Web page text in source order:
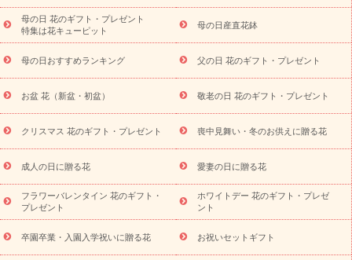
念日
結婚祝い 出産祝い 退院祝い・快気祝い
寿祝い
プチギフト ペットのお祝いフラワー
供え・お悔やみ商品一覧
お供え・お悔やみの花
四十九日法要以
降に贈る花
通夜・葬儀に贈る花
お供え お花とセットギフト
お供え プリザーブドフラワー
ペットのお供えフラワー
お盆（新
盆・初盆）
その他 お祝い返し お見舞い
お取り寄せギフト
ビジネス用
ご自宅用 観葉植物 ミディ胡蝶蘭
プリザーブ
ドフラワー
スタイルから探す アレンジメント 花束
スタ
ンド花
お祝い お供え・お悔やみ 胡蝶蘭 胡蝶蘭・花鉢
ディ胡蝶蘭・お祝い
ミディ胡蝶蘭・お供え
世界初の青色胡蝶蘭
観葉植物
観葉植物 産直多肉植物
プリザーブドフラワー
お祝い
お供え・お悔やみ 花とセットギフト
セミオーダー
プチギフト（hanamore -ハナモア-）
花とみどりのeギフト
キューピットのeGfit
カラー ピンク イエローオレンジ
レッ
母の日 花のギフト・プレゼント
特集は花キューピット
母の日産直花鉢
母の日おすすめランキング 父の日 花のギフト・プレゼント
お盆 花（新盆・初盆） 敬老の日 花のギフト・プレゼント
クリスマス 花のギフト・プレゼント 喪中見舞い・冬のお供えに贈る花
成人の日に贈る花 愛妻の日に贈る花
フラワーバレンタイン 花のギフト・
プレゼント
ホワイトデー 花のギフト・プレゼ
ント
卒園卒業・入園入学祝いに贈る花 お祝いセットギフト